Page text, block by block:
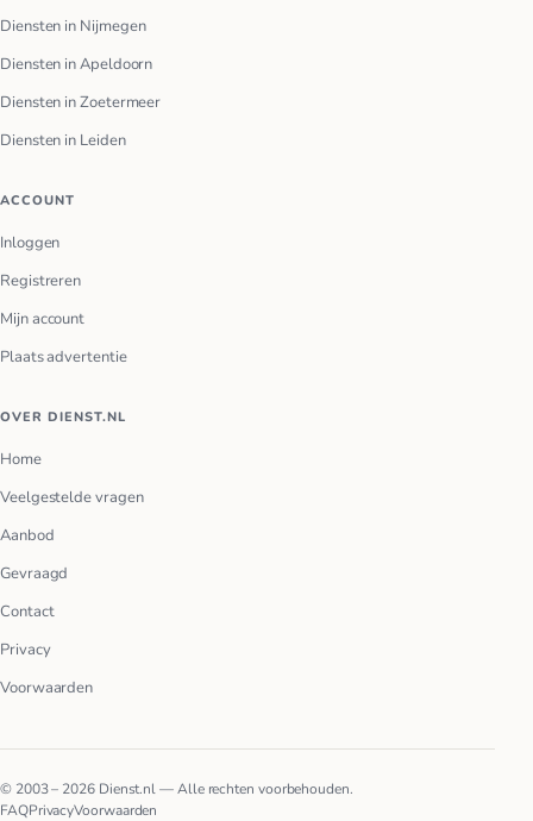
Diensten in Nijmegen
Diensten in Apeldoorn
Diensten in Zoetermeer
Diensten in Leiden
ACCOUNT
Inloggen
Registreren
Mijn account
Plaats advertentie
OVER DIENST.NL
Home
Veelgestelde vragen
Aanbod
Gevraagd
Contact
Privacy
Voorwaarden
© 2003 – 2026 Dienst.nl — Alle rechten voorbehouden.
FAQPrivacyVoorwaarden